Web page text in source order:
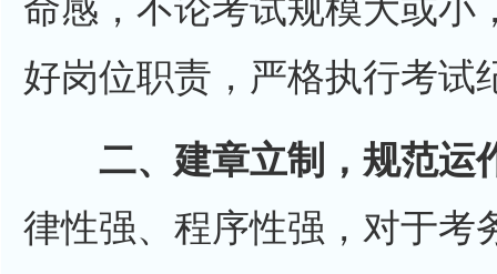
命感，不论考试规模大或小
好岗位职责，严格执行考试
二、建章立制，规范运
律性强、程序性强，对于考